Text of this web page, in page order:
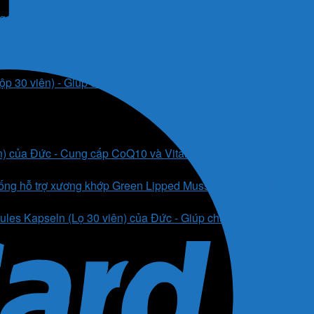
- Dùng cho tiêu hoá kém, ăn không tiêu, biếng ăn, tiêu
30 viên) - Giúp chống oxy hoá, tốt cho sức khoẻ tim mạch
Đức - Cung cấp CoQ10 và Vitamin giúp hỗ trợ tim mạch,
hỗ trợ xương khớp Green Lipped Mussel Kapseln (Lọ 60
Kapseln (Lọ 30 viên) của Đức - Giúp chuyển hoá đường,